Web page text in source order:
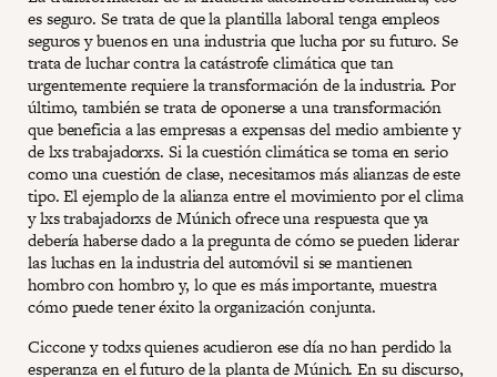
es seguro. Se trata de que la plantilla laboral tenga empleos
seguros y buenos en una industria que lucha por su futuro. Se
trata de luchar contra la catástrofe climática que tan
urgentemente requiere la transformación de la industria. Por
último, también se trata de oponerse a una transformación
que beneficia a las empresas a expensas del medio ambiente y
de lxs trabajadorxs. Si la cuestión climática se toma en serio
como una cuestión de clase, necesitamos más alianzas de este
tipo. El ejemplo de la alianza entre el movimiento por el clima
y lxs trabajadorxs de Múnich ofrece una respuesta que ya
debería haberse dado a la pregunta de cómo se pueden liderar
las luchas en la industria del automóvil si se mantienen
hombro con hombro y, lo que es más importante, muestra
cómo puede tener éxito la organización conjunta.
Ciccone y todxs quienes acudieron ese día no han perdido la
esperanza en el futuro de la planta de Múnich. En su discurso,